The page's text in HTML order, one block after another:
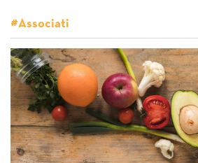
#Associati